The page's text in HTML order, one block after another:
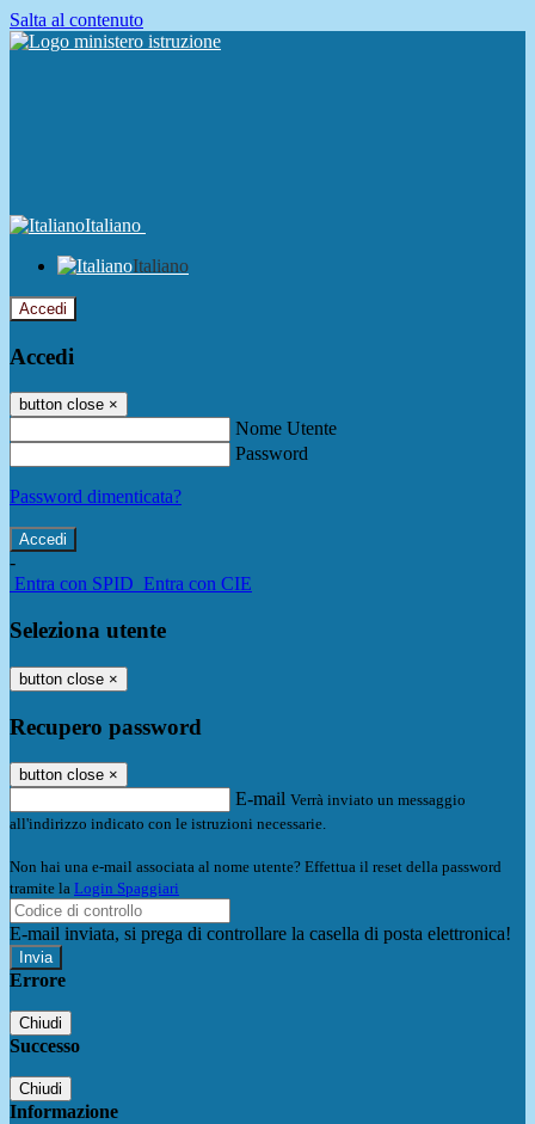
Salta al contenuto
Italiano
Italiano
Accedi
Accedi
button close ×
Nome Utente
Password
Password dimenticata?
-
Entra con SPID Entra con CIE
Seleziona utente
button close ×
Recupero password
button close ×
E-mail Verrà inviato un messaggio
all'indirizzo indicato con le istruzioni necessarie.
Non hai una e-mail associata al nome utente? Effettua il reset della password
tramite la Login Spaggiari
E-mail inviata, si prega di controllare la casella di posta elettronica!
Errore
Chiudi
Successo
Chiudi
Informazione